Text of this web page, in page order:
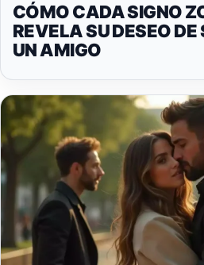
CÓMO CADA SIGNO
REVELA SU DESEO DE
UN AMIGO